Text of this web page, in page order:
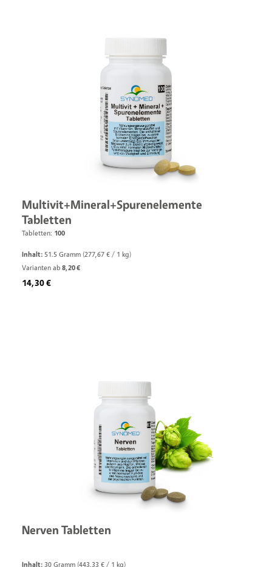
Multivit+Mineral+Spurenelemente
Tabletten
Tabletten: 100
Inhalt: 51.5 Gramm (277,67 € / 1 kg)
Varianten ab 8,20 €
Regulärer Preis:
14,30 €
Nerven Tabletten
Inhalt: 30 Gramm (443,33 € / 1 kg)